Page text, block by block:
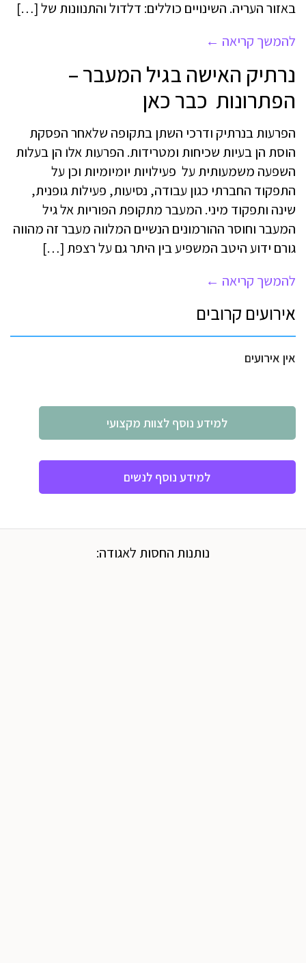
באזור העריה. השינויים כוללים: דלדול והתנוונות של […]
להמשך קריאה ←
נרתיק האישה בגיל המעבר –
הפתרונות כבר כאן
הפרעות בנרתיק ודרכי השתן בתקופה שלאחר הפסקת
הוסת הן בעיות שכיחות ומטרידות. הפרעות אלו הן בעלות
השפעה משמעותית על פעילויות יומיומיות וכן על
התפקוד החברתי כגון עבודה, נסיעות, פעילות גופנית,
שינה ותפקוד מיני. המעבר מתקופת הפוריות אל גיל
המעבר וחוסר ההורמונים הנשיים המלווה מעבר זה מהווה
גורם ידוע היטב המשפיע בין היתר גם על רצפת […]
להמשך קריאה ←
אירועים קרובים
אין אירועים
למידע נוסף לצוות מקצועי
למידע נוסף לנשים
נותנות החסות לאגודה: